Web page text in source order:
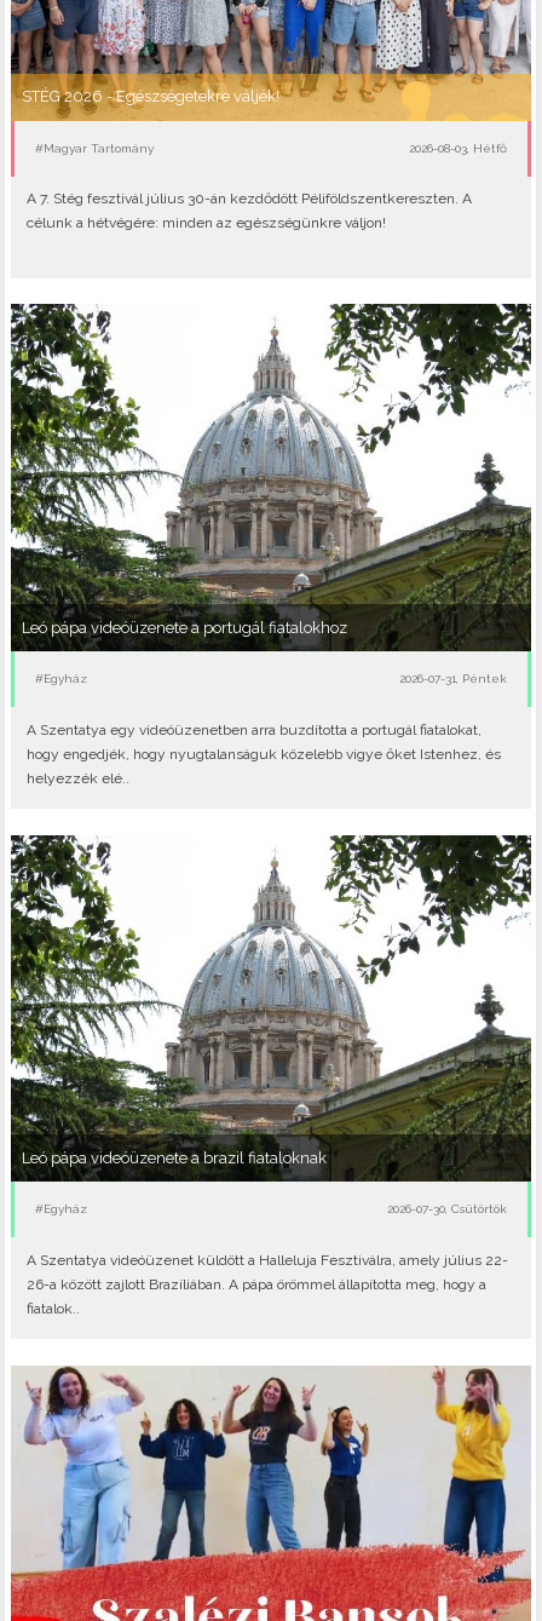
STÉG 2026 - Egészségetekre váljék!
#Magyar Tartomány 2026-08-03, Hétfő
A 7. Stég fesztivál július 30-án kezdődött Péliföldszentkereszten. A
célunk a hétvégére: minden az egészségünkre váljon!
Leó pápa videóüzenete a portugál fiatalokhoz
#Egyház 2026-07-31, Péntek
A Szentatya egy videóüzenetben arra buzdította a portugál fiatalokat,
hogy engedjék, hogy nyugtalanságuk közelebb vigye őket Istenhez, és
helyezzék elé..
Leó pápa videóüzenete a brazil fiataloknak
#Egyház 2026-07-30, Csütörtök
A Szentatya videóüzenet küldött a Halleluja Fesztiválra, amely július 22-
26-a között zajlott Brazíliában. A pápa örömmel állapította meg, hogy a
fiatalok..